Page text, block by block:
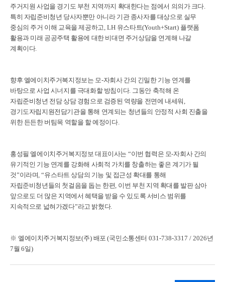
주거지원 사업을 경기도 부천 지역까지 확대한다는 점에서 의의가 크다
특히 자립준비청년 당사자뿐만 아니라 기관 종사자를 대상으로 실무
중심의 주거 이해 교육을 제공하고 , LH 유스타트(Youth+Start) 플랫폼
활용과 미래 공공주택 활용에 대한 비대면 주거상담을 연계해 나갈
계획이다.
향후 엘에이치주거복지정보는 모-자회사 간의 긴밀한 기능 연계를
바탕으로 사업 시너지를 극대화할 방침이다. 그동안 축적해 온
자립준비청년 전담 상담 경험으로 검증된 역량을 전면에 내세워
경기도자립지원전담기관을 통해 연계되는 청년들의 안정적 사회 진출을
위한 든든한 버팀목 역할을 할 예정이다.
홍성필 엘에이치주거복지정보 대표이사는 “이번 협력은 모-자회사 간의
유기적인 기능 연계를 강화해 사회적 가치를 창출하는 좋은 계기가 될
것”이라며 , “유스타트 상담의 기능 및 접근성 확대를 통해
자립준비청년들의 첫걸음을 돕는 한편 이번 부천 지역 확대를 발판 삼아
앞으로도 더 많은 지역에서 혜택을 받을 수 있도록 서비스 범위를
지속적으로 넓혀가겠다”라고 밝혔다.
※ 엘에이치주거복지정보(주) 배포(국민소통센터 031-738-3317 / 2026년
7월6일)